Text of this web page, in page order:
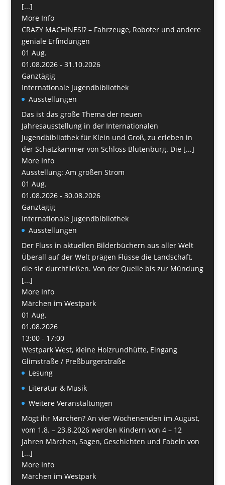
[...]
More Info
CRAZY MACHINES!? – Fahrzeuge, Roboter und andere
geniale Erfindungen
01 Aug.
01.08.2026 - 31.10.2026
Ganztägig
Internationale Jugendbibliothek
Ausstellungen
Das ist das große Thema der neuen
Jahresausstellung in der Internationalen
Jugendbibliothek für Klein und Groß, zu erleben in
der Schatzkammer von Schloss Blutenburg. Die [...]
More Info
Ausstellung: Am großen Strom
01 Aug.
01.08.2026 - 30.08.2026
Ganztägig
Internationale Jugendbibliothek
Ausstellungen
Der Fluss in aktuellen Bilderbüchern aus aller Welt
Überall auf der Welt prägen Flüsse die Landschaft,
die sie durchfließen. Von der Quelle bis zur Mündung
[...]
More Info
Märchen im Westpark
01 Aug.
01.08.2026
13:00 - 17:00
Westpark West, kleine Holzrundhütte, Eingang
Glimstraße / Preßburgerstraße
Lesung
Literatur & Musik
Weitere Veranstaltungen
Mögt ihr Märchen? An vier Wochenenden im August,
vom 1.8. – 23.8.2026 werden Kindern von 4 – 12
Jahren Märchen, Sagen, Geschichten und Fabeln von
[...]
More Info
Märchen im Westpark